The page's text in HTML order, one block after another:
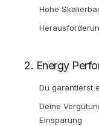
Hohe
2. Energy
Du garantierst
Deine
Einsparung